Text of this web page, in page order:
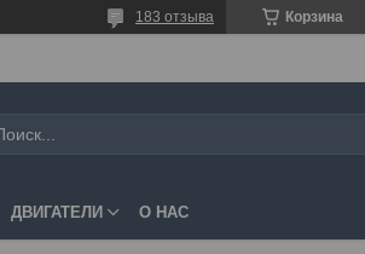
Корзина
183 отзыва
ДВИГАТЕЛИ О НАС